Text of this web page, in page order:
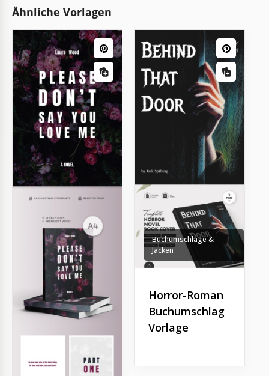
Ähnliche Vorlagen
Buchumschläge &
Jacken
Horror-Roman
Buchumschlag
Vorlage